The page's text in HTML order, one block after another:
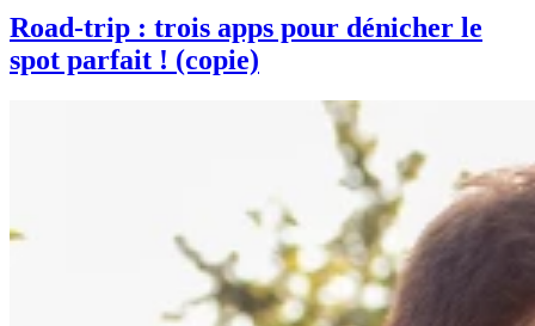
Road-trip : trois apps pour dénicher le
spot parfait ! (copie)